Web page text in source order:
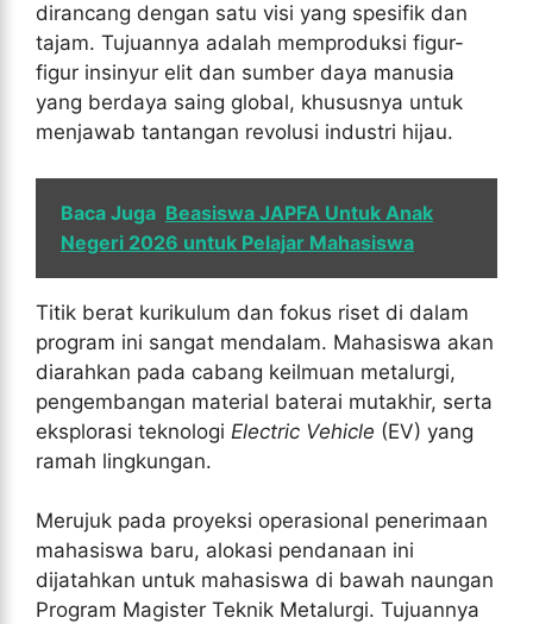
dirancang dengan satu visi yang spesifik dan
tajam. Tujuannya adalah memproduksi figur-
figur insinyur elit dan sumber daya manusia
yang berdaya saing global, khususnya untuk
menjawab tantangan revolusi industri hijau.
Baca Juga Beasiswa JAPFA Untuk Anak
Negeri 2026 untuk Pelajar Mahasiswa
Titik berat kurikulum dan fokus riset di dalam
program ini sangat mendalam. Mahasiswa akan
diarahkan pada cabang keilmuan metalurgi,
pengembangan material baterai mutakhir, serta
eksplorasi teknologi Electric Vehicle (EV) yang
ramah lingkungan.
Merujuk pada proyeksi operasional penerimaan
mahasiswa baru, alokasi pendanaan ini
dijatahkan untuk mahasiswa di bawah naungan
Program Magister Teknik Metalurgi. Tujuannya